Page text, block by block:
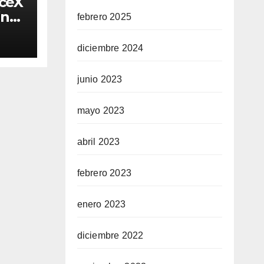
febrero 2025
diciembre 2024
junio 2023
mayo 2023
abril 2023
febrero 2023
enero 2023
diciembre 2022